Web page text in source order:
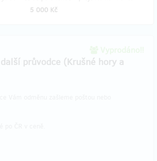
5 000 Kč
průvodce (Krušné hory a